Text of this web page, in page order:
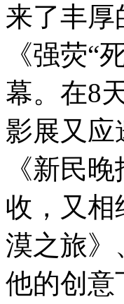
来了丰厚
《强荧“
幕。在8
影展又应
《新民
收，又相
漠之旅》
他的创意